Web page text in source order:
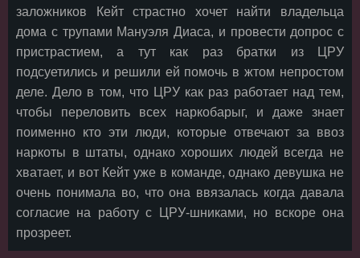
заложников Кейт страстно хочет найти владельца
дома с трупами Мануэля Диаса, и провести допрос с
пристрастием, а тут как раз братки из ЦРУ
подсуетились и решили ей помочь в жтом непростом
деле. Дело в том, что ЦРУ как раз работает над тем,
чтобы переловить всех наркобарыг, и даже знает
поименно кто эти люди, которые отвечают за ввоз
наркоты в штаты, однако хороших людей всегда не
хватает, и вот Кейт уже в команде, однако девушка не
очень понимала во, что она ввязалась когда давала
согласие на работу с ЦРУ-шниками, но вскоре она
прозреет.